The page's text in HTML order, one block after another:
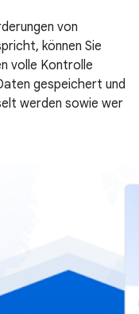
von
können Sie
volle Kontrolle
gespeichert und
werden sowie wer